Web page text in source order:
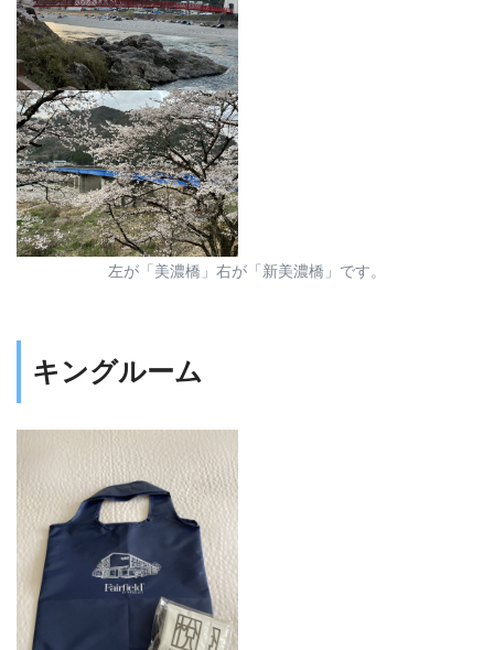
左が「美濃橋」右が「新美濃橋」です。
キングルーム